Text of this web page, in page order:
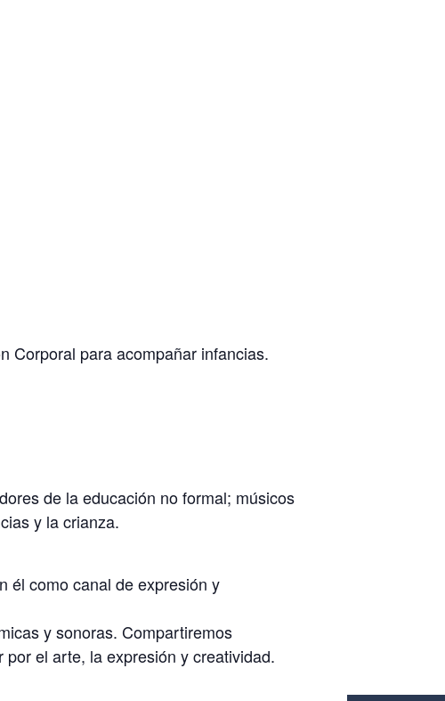
Corporal para acompañar infancias.
de la educación no formal; músicos
y la crianza.
él como canal de expresión y
y sonoras. Compartiremos
el arte, la expresión y creatividad.